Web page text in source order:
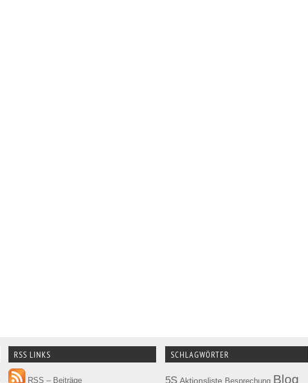
RSS LINKS
RSS – Beiträge
SCHLAGWÖRTER
5S Aktionsliste Besprechung Blog